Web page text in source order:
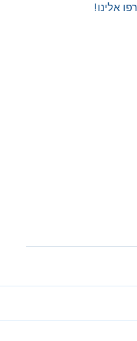
אלינו!